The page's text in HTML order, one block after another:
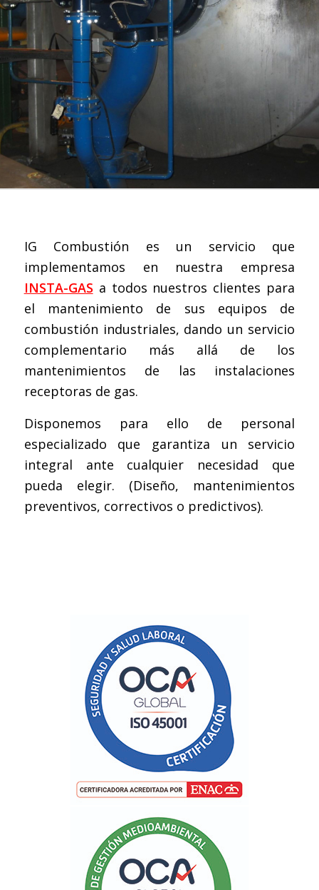
IG Combustión es un servicio que
implementamos en nuestra empresa
INSTA-GAS a todos nuestros clientes para
el mantenimiento de sus equipos de
combustión industriales, dando un servicio
complementario más allá de los
mantenimientos de las instalaciones
receptoras de gas.
Disponemos para ello de personal
especializado que garantiza un servicio
integral ante cualquier necesidad que
pueda elegir. (Diseño, mantenimientos
preventivos, correctivos o predictivos).